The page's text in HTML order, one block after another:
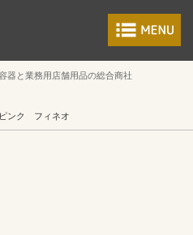
食品包装容器と
器と業務用店舗用品の総合商社
ンク フィネオ